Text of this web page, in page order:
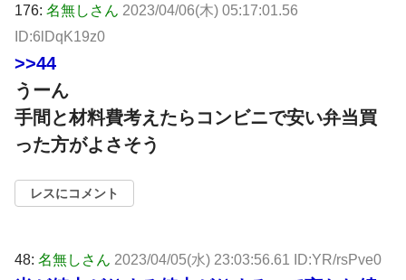
176: 名無しさん 2023/04/06(木) 05:17:01.56
ID:6lDqK19z0
>>44
うーん
手間と材料費考えたらコンビニで安い弁当買
った方がよさそう
レスにコメント
48: 名無しさん 2023/04/05(水) 23:03:56.61 ID:YR/rsPve0